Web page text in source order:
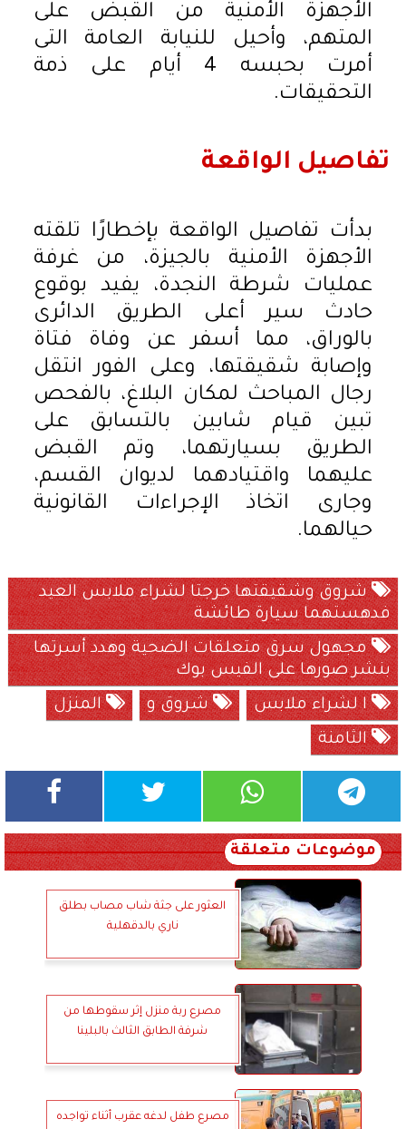
الأجهزة الأمنية من القبض على
المتهم، وأحيل للنيابة العامة التى
أمرت بحبسه 4 أيام على ذمة
التحقيقات.
تفاصيل الواقعة
بدأت تفاصيل الواقعة بإخطارًا تلقته
الأجهزة الأمنية بالجيزة، من غرفة
عمليات شرطة النجدة، يفيد بوقوع
حادث سير أعلى الطريق الدائرى
بالوراق، مما أسفر عن وفاة فتاة
وإصابة شقيقتها، وعلى الفور انتقل
رجال المباحث لمكان البلاغ، بالفحص
تبين قيام شابين بالتسابق على
الطريق بسيارتهما، وتم القبض
عليهما واقتيادهما لديوان القسم،
وجارى اتخاذ الإجراءات القانونية
حيالهما.
شروق وشقيقتها خرجتا لشراء ملابس العيد
فدهستهما سيارة طائشة
مجهول سرق متعلقات الضحية وهدد أسرتها
بنشر صورها على الفيس بوك
ا لشراء ملابس
شروق و
المنزل
الثامنة
موضوعات متعلقة
العثور على جثة شاب مصاب بطلق
ناري بالدقهلية
مصرع ربة منزل إثر سقوطها من
شرفة الطابق الثالث بالبلينا
مصرع طفل لدغه عقرب أثناء تواجده